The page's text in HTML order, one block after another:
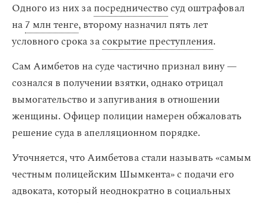
Одного из них запосредничествосуд оштрафовал
на7 млн тенге, второму назначил пять лет
условного срока засокрытие преступления.
Сам Аимбетов на суде частично признал вину —
сознался в получении взятки, однако отрицал
вымогательство и запугивания в отношении
женщины. Офицер полиции намерен обжаловать
решение суда в апелляционном порядке.
Уточняется, что Аимбетова стали называть «самым
честным полицейским Шымкента» с подачи его
адвоката, который неоднократно в социальных